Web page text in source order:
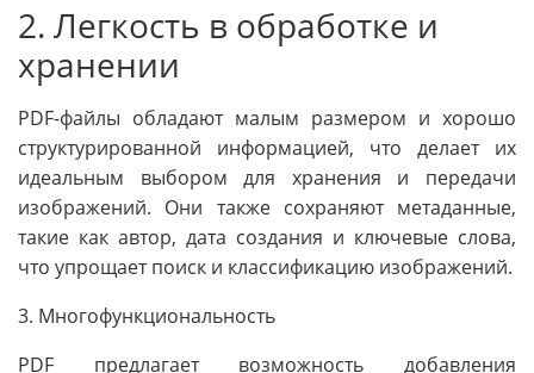
2. Легкость в обработке и
хранении
PDF-файлы обладают малым размером и хорошо
структурированной информацией, что делает их
идеальным выбором для хранения и передачи
изображений. Они также сохраняют метаданные,
такие как автор, дата создания и ключевые слова,
что упрощает поиск и классификацию изображений.
3. Многофункциональность
PDF предлагает возможность добавления